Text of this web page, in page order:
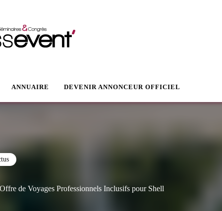
ANNUAIRE DEVENIR ANNONCEUR OFFICIEL
de Voyages Professionnels Inclusifs pour Shell